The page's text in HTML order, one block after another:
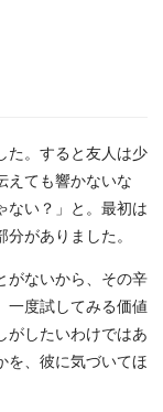
た。すると友人は少
えても響かないな
ない？」と。最初は
がありました。
がないから、その辛
一度試してみる価値
がしたいわけではあ
を、彼に気づいてほ